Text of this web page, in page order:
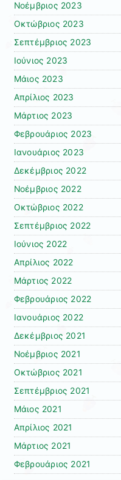
Νοέμβριος 2023
Οκτώβριος 2023
Σεπτέμβριος 2023
Ιούνιος 2023
Μάιος 2023
Απρίλιος 2023
Μάρτιος 2023
Φεβρουάριος 2023
Ιανουάριος 2023
Δεκέμβριος 2022
Νοέμβριος 2022
Οκτώβριος 2022
Σεπτέμβριος 2022
Ιούνιος 2022
Απρίλιος 2022
Μάρτιος 2022
Φεβρουάριος 2022
Ιανουάριος 2022
Δεκέμβριος 2021
Νοέμβριος 2021
Οκτώβριος 2021
Σεπτέμβριος 2021
Μάιος 2021
Απρίλιος 2021
Μάρτιος 2021
Φεβρουάριος 2021